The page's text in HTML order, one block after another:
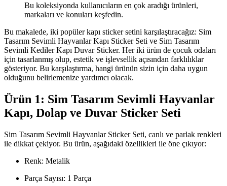
Bu koleksiyonda kullanıcıların en çok aradığı ürünleri,
markaları ve konuları keşfedin.
Bu makalede, iki popüler kapı sticker setini karşılaştıracağız: Sim
Tasarım Sevimli Hayvanlar Kapı Sticker Seti ve Sim Tasarım
Sevimli Kediler Kapı Duvar Sticker. Her iki ürün de çocuk odaları
için tasarlanmış olup, estetik ve işlevsellik açısından farklılıklar
gösteriyor. Bu karşılaştırma, hangi ürünün sizin için daha uygun
olduğunu belirlemenize yardımcı olacak.
Ürün 1: Sim Tasarım Sevimli Hayvanlar
Kapı, Dolap ve Duvar Sticker Seti
Sim Tasarım Sevimli Hayvanlar Sticker Seti, canlı ve parlak renkleri
ile dikkat çekiyor. Bu ürün, aşağıdaki özellikleri ile öne çıkıyor:
Renk: Metalik
Parça Sayısı: 1 Parça